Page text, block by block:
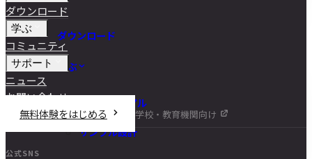
ダウンロード
学ぶ
チュートリアル
DIY講座
サンプル設計
ダウンロード
学ぶ
コミュニティ
サポート
ニュース
お問い合わせ
無料体験をはじめる
学校・教育機関向け
公式SNS